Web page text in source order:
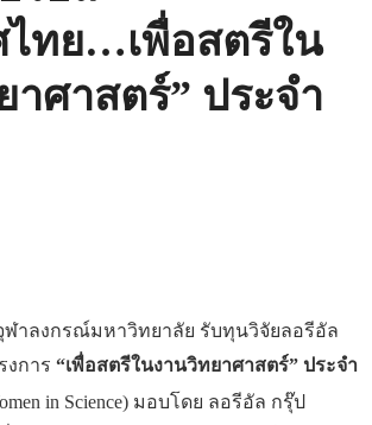
ไทย…เพื่อสตรีใน
าศาสตร์” ประจำ
ฬาลงกรณ์มหาวิทยาลัย รับทุนวิจัยลอรีอัล
งการ “เพื่อสตรีในงานวิทยาศาสตร์” ประจำ
in Science) มอบโดย ลอรีอัล กรุ๊ป